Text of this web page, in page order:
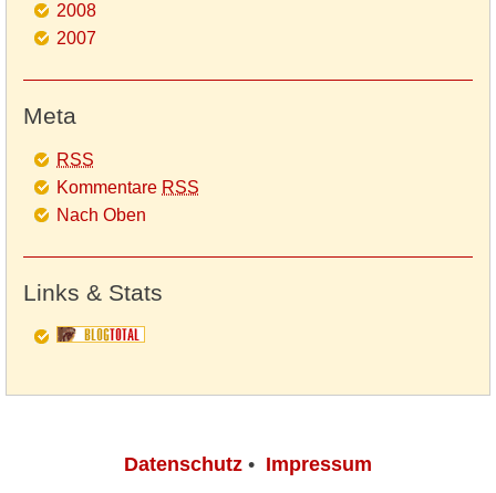
2008
2007
Meta
RSS
Kommentare RSS
Nach Oben
Links & Stats
Datenschutz • Impressum